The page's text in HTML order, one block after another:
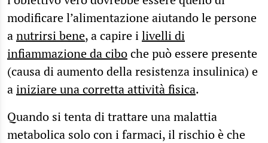
modificare l’alimentazione aiutando le persone
anutrirsi bene, a capire ilivelli di
infiammazione da ciboche può essere presente
(causa di aumento della resistenza insulinica) e
ainiziare una corretta attività fisica.
Quando si tenta di trattare una malattia
metabolica solo con i farmaci, il rischio è che